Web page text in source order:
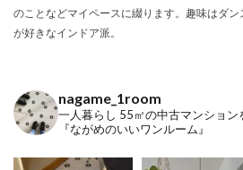
のことなどマイペースに綴ります。趣味はダ
が好きなインドア派。
nagame_1room
一人暮らし 55㎡の中古マンション
『ながめのいいワンルーム』